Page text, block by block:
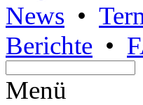
News •
Berichte •
Menü